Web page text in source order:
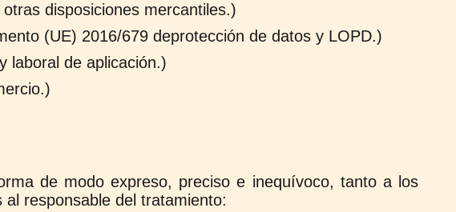
disposiciones mercantiles.)
(UE) 2016/679 deprotección de datos y LOPD.)
laboral de aplicación.)
de modo expreso, preciso e inequívoco, tanto a los
responsable del tratamiento: